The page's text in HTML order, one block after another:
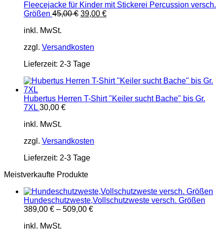
Fleecejacke für Kinder mit Stickerei Percussion versch.
Größen 45,00€ Ursprünglicher
39,00 €Aktueller
inkl. MwSt.
zzgl. Versandkosten
Lieferzeit: 2-3 Tage
Hubertus Herren T-Shirt "Keiler sucht Bache" bis Gr.
7XL 30,00 €
inkl. MwSt.
zzgl. Versandkosten
Lieferzeit: 2-3 Tage
Meistverkaufte Produkte
Hundeschutzweste,Vollschutzweste versch. Größen
389,00 € – 509,00 €
inkl. MwSt.